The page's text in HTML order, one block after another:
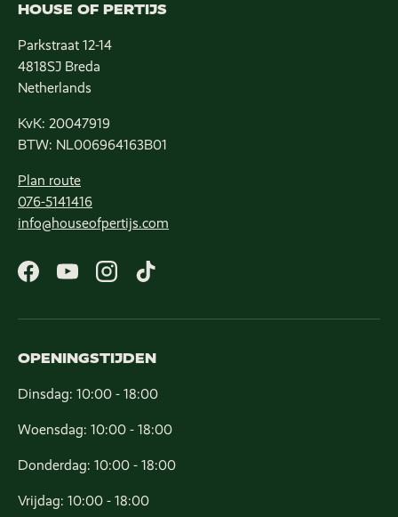
HOUSE OF PERTIJS
Parkstraat 12-14
4818SJ Breda
Netherlands
KvK: 20047919
BTW: NL006964163B01
Plan route
076-5141416
info@houseofpertijs.com
Facebook
YouTubeInstagram
TikTok
OPENINGSTIJDEN
Dinsdag: 10:00 - 18:00
Woensdag: 10:00 - 18:00
Donderdag: 10:00 - 18:00
Vrijdag: 10:00 - 18:00